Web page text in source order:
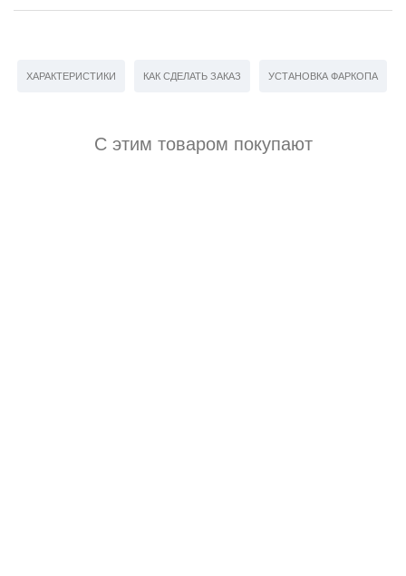
ХАРАКТЕРИСТИКИ КАК СДЕЛАТЬ ЗАКАЗ УСТАНОВКА ФАРКОПА
С этим товаром покупают